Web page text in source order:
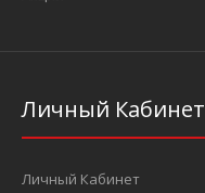
Личный Кабинет
Личный Кабинет